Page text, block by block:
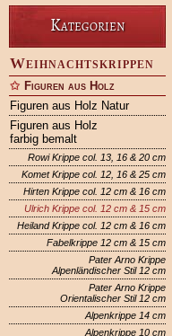
Kategorien
Weihnachtskrippen
Figuren aus Holz
Figuren aus Holz Natur
Figuren aus Holz
farbig bemalt
Rowi Krippe col. 13, 16 & 20 cm
Komet Krippe col. 12, 16 & 25 cm
Hirten Krippe col. 12 cm & 16 cm
Ulrich Krippe col. 12 cm & 15 cm
Heiland Krippe col. 12 cm & 16 cm
Fabelkrippe 12 cm & 15 cm
Pater Arno Krippe
Alpenländischer Stil 12 cm
Pater Arno Krippe
Orientalischer Stil 12 cm
Alpenkrippe 14 cm
Alpenkrippe 10 cm